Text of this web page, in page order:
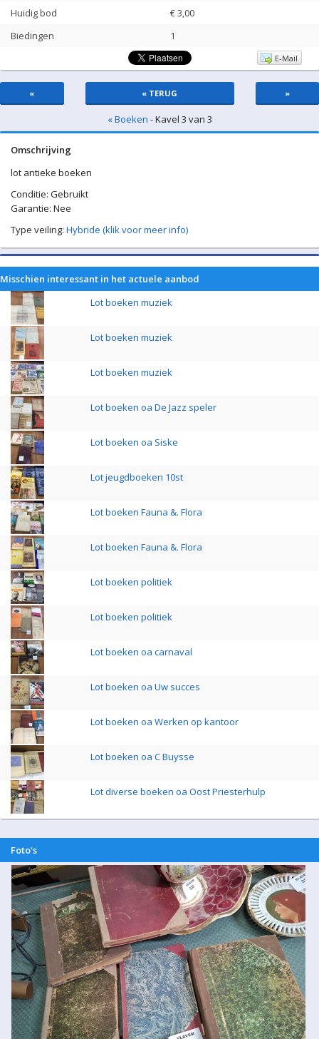
Huidig bod
€3,00
Biedingen
1
E-Mail
« « TERUG »
« Boeken - Kavel 3 van 3
Omschrijving
lot antieke boeken
Conditie: Gebruikt
Garantie: Nee
Type veiling: Hybride (klik voor meer info)
Misschien interessant in het actuele aanbod
Lot boeken muziek
Lot boeken muziek
Lot boeken muziek
Lot boeken oa De Jazz speler
Lot boeken oa Siske
Lot jeugdboeken 10st
Lot boeken Fauna &. Flora
Lot boeken Fauna &. Flora
Lot boeken politiek
Lot boeken politiek
Lot boeken oa carnaval
Lot boeken oa Uw succes
Lot boeken oa Werken op kantoor
Lot boeken oa C Buysse
Lot diverse boeken oa Oost Priesterhulp
Foto's